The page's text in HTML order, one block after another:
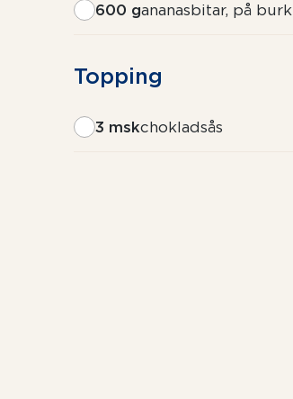
600 gananasbitar, på burk
Topping
3 mskchokladsås